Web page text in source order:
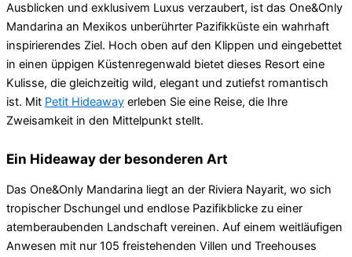
Ausblicken und exklusivem Luxus verzaubert, ist das One&Only
Mandarina an Mexikos unberührter Pazifikküste ein wahrhaft
inspirierendes Ziel. Hoch oben auf den Klippen und eingebettet
in einen üppigen Küstenregenwald bietet dieses Resort eine
Kulisse, die gleichzeitig wild, elegant und zutiefst romantisch
ist. Mit Petit Hideaway erleben Sie eine Reise, die Ihre
Zweisamkeit in den Mittelpunkt stellt.
Ein Hideaway der besonderen Art
Das One&Only Mandarina liegt an der Riviera Nayarit, wo sich
tropischer Dschungel und endlose Pazifikblicke zu einer
atemberaubenden Landschaft vereinen. Auf einem weitläufigen
Anwesen mit nur 105 freistehenden Villen und Treehouses